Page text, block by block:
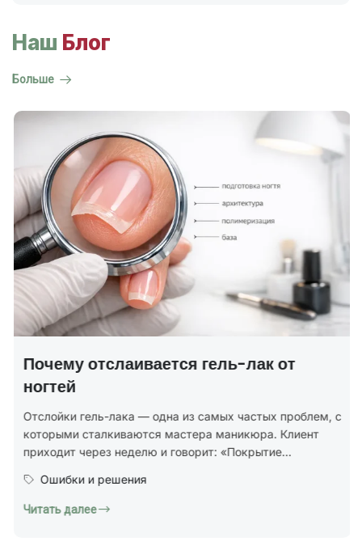
Наш Блог
Больше
Почему отслаивается гель-лак от
ногтей
Отслойки гель-лака — одна из самых частых проблем, с
которыми сталкиваются мастера маникюра. Клиент
приходит через неделю и говорит: «Покрытие...
Ошибки и решения
Читать далее